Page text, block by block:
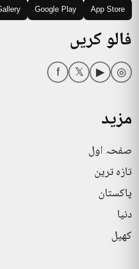
App Store
Google Play
فالو کریں
◎
▶
𝕏
f
مزید
صفحہ اول
تازہ ترین
پاکستان
دنیا
کھیل